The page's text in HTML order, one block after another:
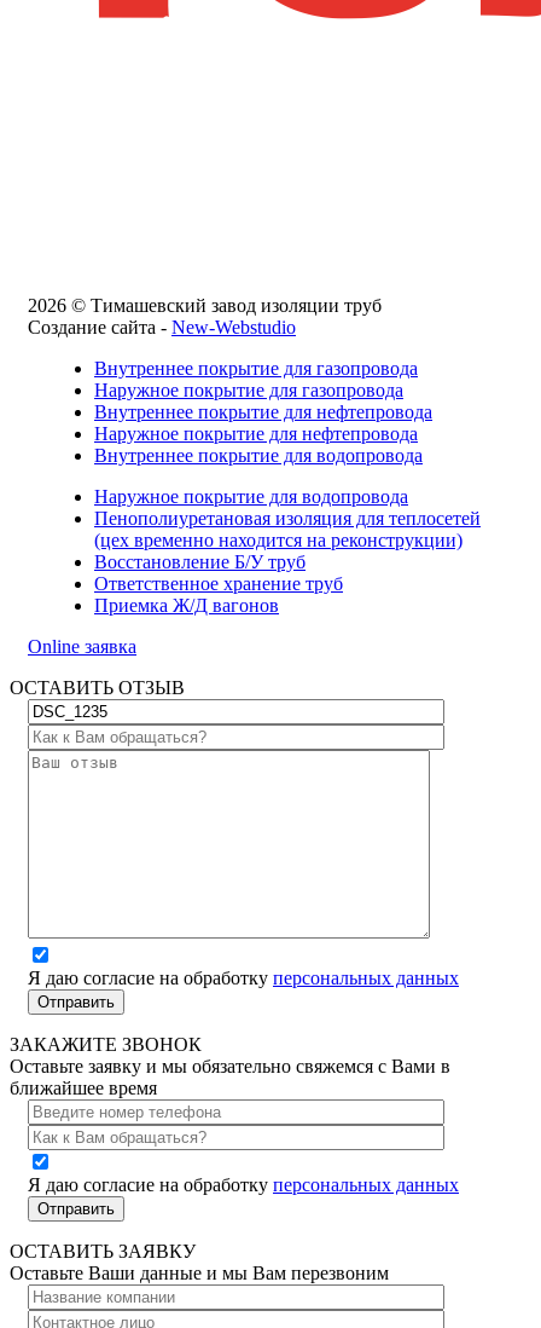
2026 © Тимашевский завод изоляции труб
Создание сайта - New-Webstudio
Внутреннее покрытие для газопровода
Наружное покрытие для газопровода
Внутреннее покрытие для нефтепровода
Наружное покрытие для нефтепровода
Внутреннее покрытие для водопровода
Наружное покрытие для водопровода
Пенополиуретановая изоляция для теплосетей
(цех временно находится на реконструкции)
Восстановление Б/У труб
Ответственное хранение труб
Приемка Ж/Д вагонов
Online заявка
ОСТАВИТЬ ОТЗЫВ
Я даю согласие на обработку персональных данных
ЗАКАЖИТЕ ЗВОНОК
Оставьте заявку и мы обязательно свяжемся с Вами в
ближайшее время
Я даю согласие на обработку персональных данных
ОСТАВИТЬ ЗАЯВКУ
Оставьте Ваши данные и мы Вам перезвоним